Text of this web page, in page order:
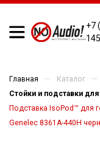
+7
Главная — Каталог —
Стойки и подставки
Подставка IsoPod™ для
Genelec 8361A-440H